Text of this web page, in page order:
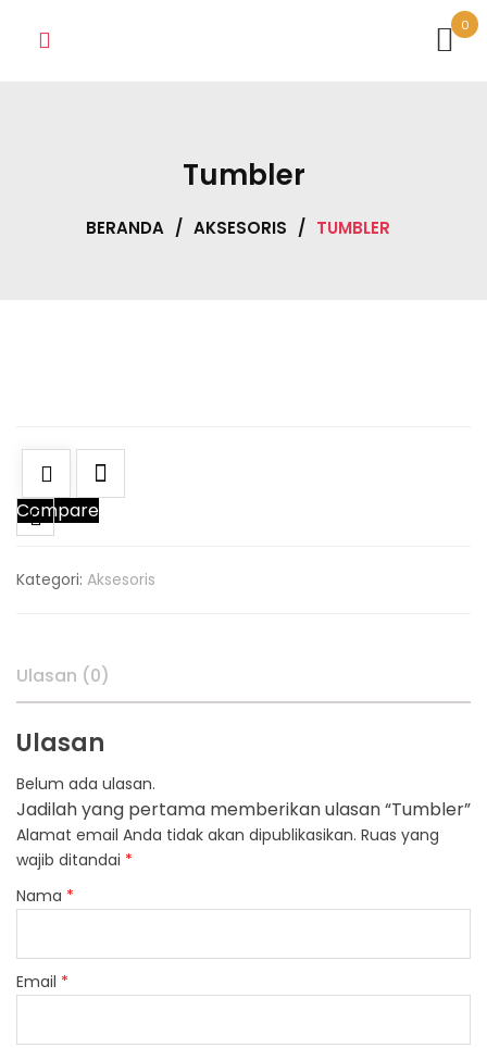
0
Tumbler
BERANDA / AKSESORIS / TUMBLER
Compare
Kategori: Aksesoris
Ulasan (0)
Ulasan
Belum ada ulasan.
Jadilah yang pertama memberikan ulasan “Tumbler”
Alamat email Anda tidak akan dipublikasikan. Ruas yang
wajib ditandai *
Nama *
Email *